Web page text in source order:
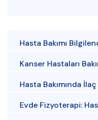
Hasta Bakımı
Kanser Hastaları
Hasta Bakımında
Evde Fizyoterapi: